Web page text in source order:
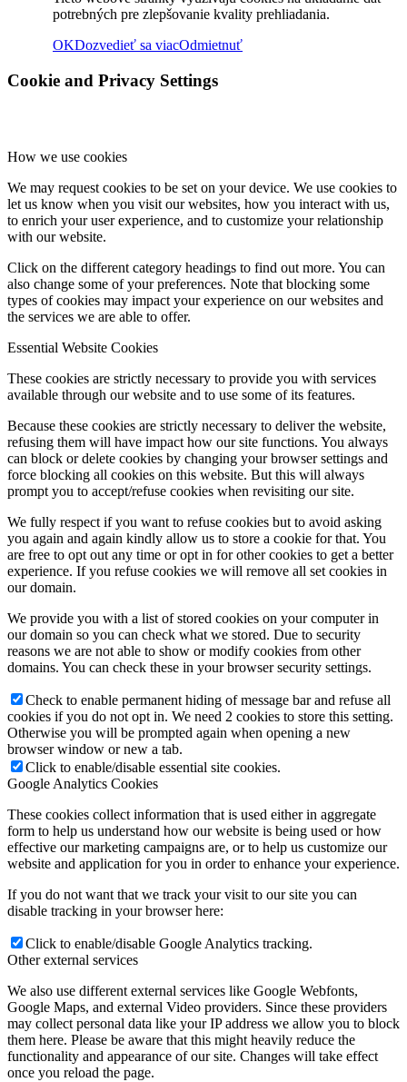
Rok 2019
Rok 2018
KONTAKT
Menu Menu
potrebných pre zlepšovanie kvality prehliadania.
OKDozvedieť sa viacOdmietnuť
Cookie and Privacy Settings
How we use cookies
We may request cookies to be set on your device. We use cookies to
let us know when you visit our websites, how you interact with us,
to enrich your user experience, and to customize your relationship
with our website.
Click on the different category headings to find out more. You can
also change some of your preferences. Note that blocking some
types of cookies may impact your experience on our websites and
the services we are able to offer.
Essential Website Cookies
These cookies are strictly necessary to provide you with services
available through our website and to use some of its features.
Because these cookies are strictly necessary to deliver the website,
refusing them will have impact how our site functions. You always
can block or delete cookies by changing your browser settings and
force blocking all cookies on this website. But this will always
prompt you to accept/refuse cookies when revisiting our site.
We fully respect if you want to refuse cookies but to avoid asking
you again and again kindly allow us to store a cookie for that. You
are free to opt out any time or opt in for other cookies to get a better
experience. If you refuse cookies we will remove all set cookies in
our domain.
We provide you with a list of stored cookies on your computer in
our domain so you can check what we stored. Due to security
reasons we are not able to show or modify cookies from other
domains. You can check these in your browser security settings.
Check to enable permanent hiding of message bar and refuse all
cookies if you do not opt in. We need 2 cookies to store this setting.
Otherwise you will be prompted again when opening a new
browser window or new a tab.
Click to enable/disable essential site cookies.
Google Analytics Cookies
These cookies collect information that is used either in aggregate
form to help us understand how our website is being used or how
effective our marketing campaigns are, or to help us customize our
website and application for you in order to enhance your experience.
If you do not want that we track your visit to our site you can
disable tracking in your browser here:
Click to enable/disable Google Analytics tracking.
Other external services
We also use different external services like Google Webfonts,
Google Maps, and external Video providers. Since these providers
may collect personal data like your IP address we allow you to block
them here. Please be aware that this might heavily reduce the
functionality and appearance of our site. Changes will take effect
once you reload the page.